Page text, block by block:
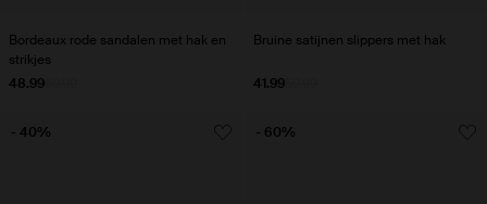
Bordeaux rode sandalen met hak en
strikjes
48.99
Bruine satijnen slippers met hak
41.99
- 40% - 60%